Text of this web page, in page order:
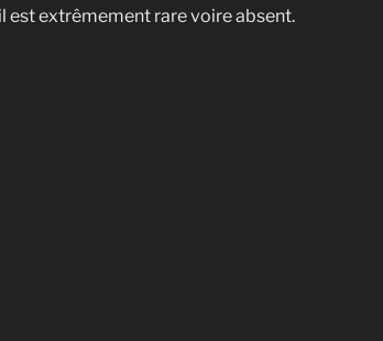
est extrêmement rare voire absent.